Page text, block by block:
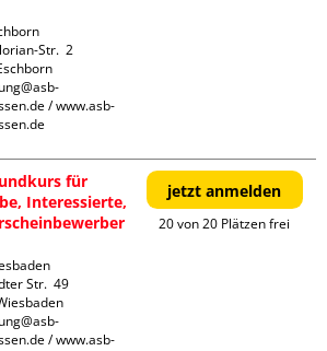
Str.  2
/ www.asb-
für
Interessierte,
Str.  49
/ www.asb-
jetzt anmelden
20 von 20 Plätzen frei